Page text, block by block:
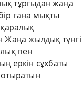
тұрғыдан жаңа
ғана мықты
Жаңа жылдық түнгі
пен
еркін сұхбаты
отыратын